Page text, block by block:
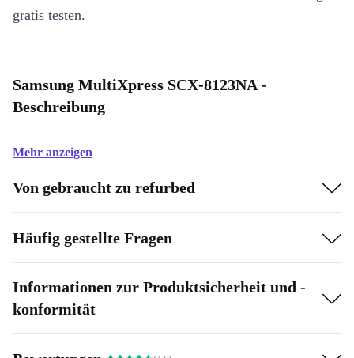
gratis testen.
Samsung MultiXpress SCX-8123NA -
Beschreibung
Mehr anzeigen
Von gebraucht zu refurbed
Häufig gestellte Fragen
Informationen zur Produktsicherheit und -
konformität